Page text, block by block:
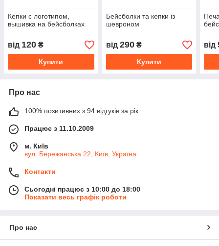
Кепки с логотипом,
вышивка на бейсболках
від 120 ₴
Купити
Бейсболки та кепки із
шевроном
від 290₴
Купити
від
Про нас
100% позитивних з 94 відгуків за рік
Працює з 11.10.2009
м. Київ
вул. Бережанська 22, Київ, Україна
Контакти
Сьогодні працює з 10:00 до 18:00
Показати весь графік роботи
Про нас